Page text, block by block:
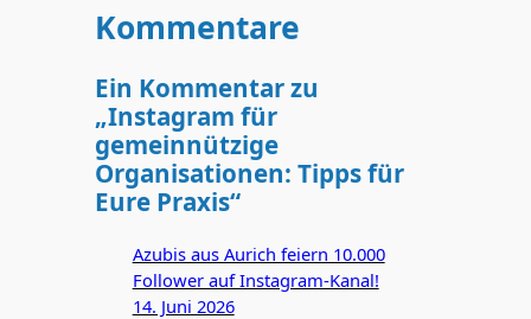
Kommentare
Ein Kommentar zu
„Instagram für
gemeinnützige
Organisationen: Tipps für
Eure Praxis“
Azubis aus Aurich feiern 10.000
Follower auf Instagram-Kanal!
14. Juni 2026